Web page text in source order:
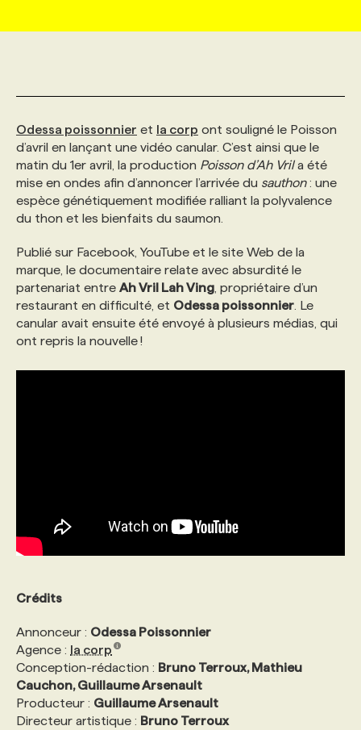
AFFAIRES DE L'INDUSTRIE
INITIATIVES NUMÉRIQUES
PRIX ET DISTINCTIONS
TENDANCES
WEB & MÉDIAS SOCIAUX
MARKETING DURABLE
GEO/SEO
ÉVÉNEMENTIEL
NOS AUTEUR‧RICES
INFOLETTRE PUBLICITÉ
ANNONCEZ AVEC NOUS
CONSULTER LA CVTHÈQUE
PROFIL ENTREPRISE
FAQ
ANNONCEZ AVEC NOUS
VOIR LES OFFRES
PROFIL CANDIDAT
FAQ
ANNONCEZ AVEC NOUS
NOS FORMATIONS EN LIGNE
NOS PARCOURS DE FORMATIONS
FORMATIONS PERSONNALISÉES
NOS FORMATEUR‧RICES
POURQUOI CHOISIR NOS FORMATIONS
NOS TARIFS
CHASSE DE TÊTE
SERVICE DE CHASSE DE TÊTE
NOS TARIFS
NOS EXPERTISES
ANNONCEZ AVEC NOUS
Odessa poissonnier et la corp ont souligné le Poisson
d’avril en lançant une vidéo canular. C’est ainsi que le
matin du 1er avril, la production Poisson d’Ah Vrila été
mise en ondes afin d’annoncer l’arrivée du sauthon: une
espèce génétiquement modifiée ralliant la polyvalence
du thon et les bienfaits du saumon.
Publié sur Facebook, YouTube et le site Web de la
marque, le documentaire relate avec absurdité le
partenariat entre Ah Vril Lah Ving , propriétaire d’un
restaurant en difficulté, et Odessa poissonnier . Le
canular avait ensuite été envoyé à plusieurs médias, qui
ont repris la nouvelle !
Crédits
Annonceur : Odessa Poissonnier
Agence : la corp
Conception-rédaction : Bruno Terroux, Mathieu
Cauchon, Guillaume Arsenault
Producteur : Guillaume Arsenault
Directeur artistique : Bruno Terroux